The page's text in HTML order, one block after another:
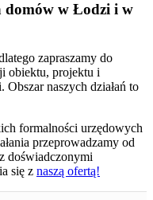
domów w Łodzi i w
zapraszamy do
obiektu, projektu i
naszych działań to
formalności urzędowych
przeprowadzamy od
doświadczonymi
się z naszą ofertą!